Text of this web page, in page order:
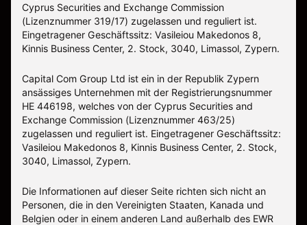
Cyprus Securities and Exchange Commission
(Lizenznummer 319/17) zugelassen und reguliert ist.
Eingetragener Geschäftssitz: Vasileiou Makedonos 8,
Kinnis Business Center, 2. Stock, 3040, Limassol, Zypern.
Capital Com Group Ltd ist ein in der Republik Zypern
ansässiges Unternehmen mit der Registrierungsnummer
ΗΕ 446198, welches von der Cyprus Securities and
Exchange Commission (Lizenznummer 463/25)
zugelassen und reguliert ist. Eingetragener Geschäftssitz:
Vasileiou Makedonos 8, Kinnis Business Center, 2. Stock,
3040, Limassol, Zypern.
Die Informationen auf dieser Seite richten sich nicht an
Personen, die in den Vereinigten Staaten, Kanada und
Belgien oder in einem anderen Land außerhalb des EWR